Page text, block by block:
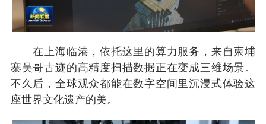
在上海临港，依托这里的算力服务，来自柬埔
寨吴哥古迹的高精度扫描数据正在变成三维场景。
不久后，全球观众都能在数字空间里沉浸式体验这
座世界文化遗产的美。